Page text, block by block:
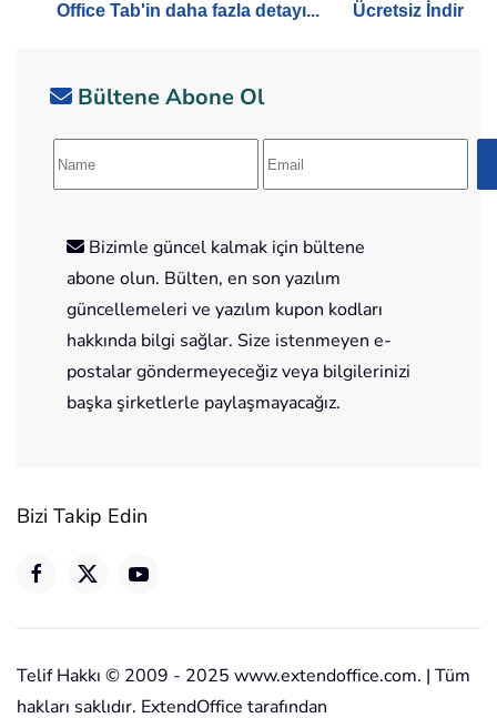
Office Tab'in daha fazla detayı... Ücretsiz İndir
Bültene Abone Ol
Bizimle güncel kalmak için bültene
abone olun. Bülten, en son yazılım
güncellemeleri ve yazılım kupon kodları
hakkında bilgi sağlar. Size istenmeyen e-
postalar göndermeyeceğiz veya bilgilerinizi
başka şirketlerle paylaşmayacağız.
Bizi Takip Edin
Telif Hakkı © 2009 - 2025 www.extendoffice.com. | Tüm
hakları saklıdır. ExtendOffice tarafından